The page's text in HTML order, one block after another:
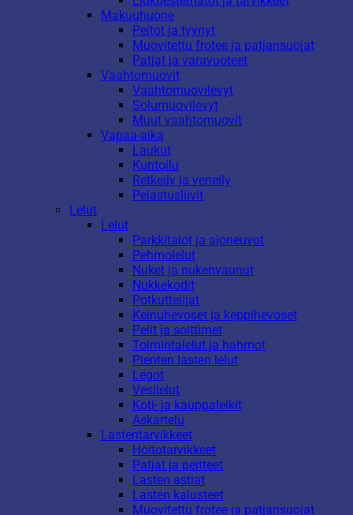
Makuuhuone
Peitot ja tyynyt
Muovitettu frotee ja patjansuojat
Patjat ja varavuoteet
Vaahtomuovit
Vaahtomuovilevyt
Solumuovilevyt
Muut vaahtomuovit
Vapaa-aika
Laukut
Kuntoilu
Retkeily ja veneily
Pelastusliivit
Lelut
Lelut
Parkkitalot ja ajoneuvot
Pehmolelut
Nuket ja nukenvaunut
Nukkekodit
Potkuttelijat
Keinuhevoset ja keppihevoset
Pelit ja soittimet
Toimintalelut ja hahmot
Pienten lasten lelut
Legot
Vesilelut
Koti- ja kauppaleikit
Askartelu
Lastentarvikkeet
Hoitotarvikkeet
Patjat ja peitteet
Lasten astiat
Lasten kalusteet
Muovitettu frotee ja patjansuojat